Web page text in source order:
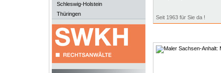
Schleswig-Holstein
Thüringen
Seit 1963 für Sie da !